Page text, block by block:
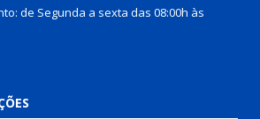
de Segunda a sexta das 08:00h às